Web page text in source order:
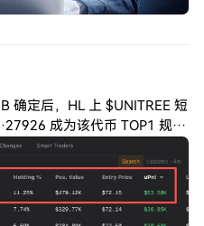
确定后，HL 上 $UNITREE 短
成为该代币 TOP1 规模